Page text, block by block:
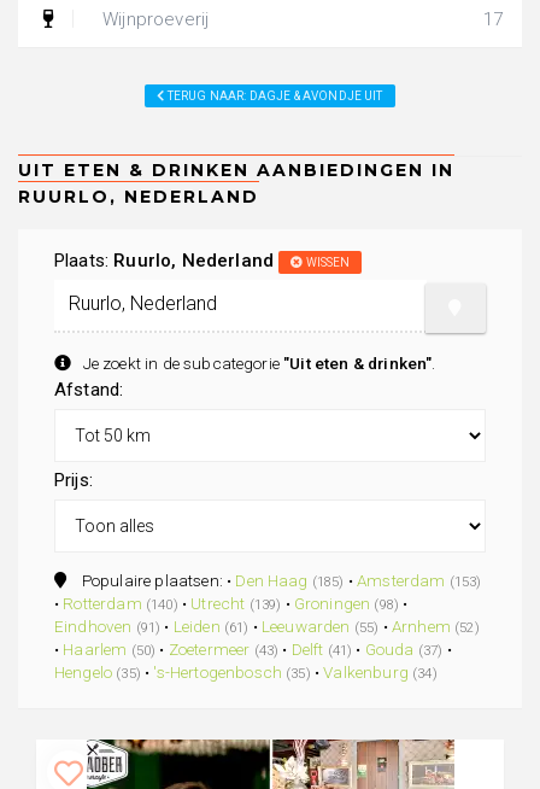
Wijnproeverij 17
TERUG NAAR: DAGJE & AVONDJE UIT
Plaats: Ruurlo, Nederland WISSEN
Je zoekt in de subcategorie "Uit eten & drinken"
Afstand:
Prijs:
Populaire plaatsen: • Den Haag (185) •Amsterdam (153)
• Rotterdam (140) • Utrecht (139) • Groningen (98) •
Eindhoven (91) • Leiden (61) • Leeuwarden (55) • Arnhem (52)
• Haarlem (50) • Zoetermeer (43) • Delft (41) • Gouda (37) •
Hengelo (35) • 's-Hertogenbosch (35) •Valkenburg (34)